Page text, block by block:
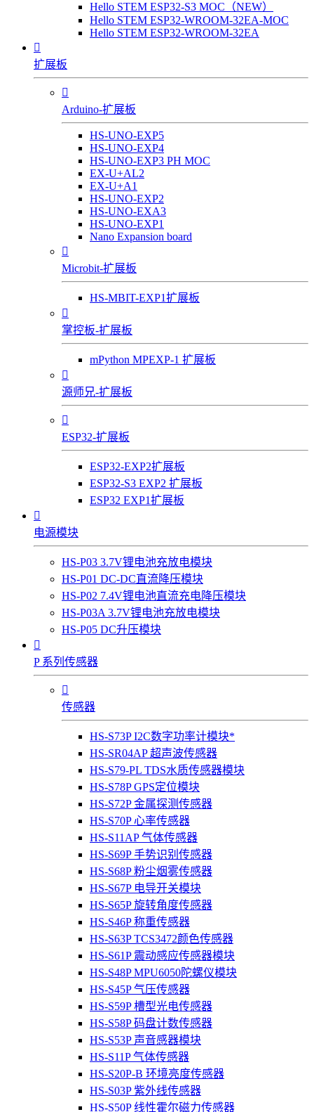
Hello STEM ESP32-S3 MOC（NEW）
Hello STEM ESP32-WROOM-32EA-MOC
Hello STEM ESP32-WROOM-32EA

扩展板

Arduino-扩展板
HS-UNO-EXP5
HS-UNO-EXP4
HS-UNO-EXP3 PH MOC
EX-U+AL2
EX-U+A1
HS-UNO-EXP2
HS-UNO-EXA3
HS-UNO-EXP1
Nano Expansion board

Microbit-扩展板
HS-MBIT-EXP1扩展板

掌控板-扩展板
mPython MPEXP-1 扩展板

源师兄-扩展板

ESP32-扩展板
ESP32-EXP2扩展板
ESP32-S3 EXP2 扩展板
ESP32 EXP1扩展板

电源模块
HS-P03 3.7V锂电池充放电模块
HS-P01 DC-DC直流降压模块
HS-P02 7.4V锂电池直流充电降压模块
HS-P03A 3.7V锂电池充放电模块
HS-P05 DC升压模块

P 系列传感器

传感器
HS-S73P I2C数字功率计模块*
HS-SR04AP 超声波传感器
HS-S79-PL TDS水质传感器模块
HS-S78P GPS定位模块
HS-S72P 金属探测传感器
HS-S70P 心率传感器
HS-S11AP 气体传感器
HS-S69P 手势识别传感器
HS-S68P 粉尘烟雾传感器
HS-S67P 电导开关模块
HS-S65P 旋转角度传感器
HS-S46P 称重传感器
HS-S63P TCS3472颜色传感器
HS-S61P 震动感应传感器模块
HS-S48P MPU6050陀螺仪模块
HS-S45P 气压传感器
HS-S59P 槽型光电传感器
HS-S58P 码盘计数传感器
HS-S53P 声音感器模块
HS-S11P 气体传感器
HS-S20P-B 环境亮度传感器
HS-S03P 紫外线传感器
HS-S50P 线性霍尔磁力传感器